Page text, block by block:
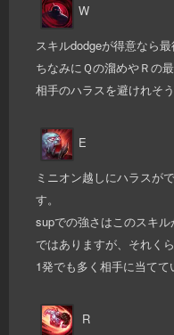
W
スキルdodgeが得意なら
ちなみにＱの溜めやＲの
相手のハラスを避けれそ
E
ミニオン越しにハラスが
す。
supでの強さはこのスキ
ではありますが、それくら
1発でも多く相手に当てて
R